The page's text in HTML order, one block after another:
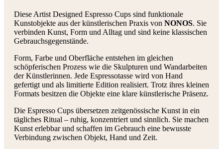
Diese Artist Designed Espresso Cups sind funktionale
Kunstobjekte aus der künstlerischen Praxis von NONOS. Sie
verbinden Kunst, Form und Alltag und sind keine klassischen
Gebrauchsgegenstände.
Form, Farbe und Oberfläche entstehen im gleichen
schöpferischen Prozess wie die Skulpturen und Wandarbeiten
der Künstlerinnen. Jede Espressotasse wird von Hand
gefertigt und als limitierte Edition realisiert. Trotz ihres kleinen
Formats besitzen die Objekte eine klare künstlerische Präsenz.
Die Espresso Cups übersetzen zeitgenössische Kunst in ein
tägliches Ritual – ruhig, konzentriert und sinnlich. Sie machen
Kunst erlebbar und schaffen im Gebrauch eine bewusste
Verbindung zwischen Objekt, Hand und Zeit.